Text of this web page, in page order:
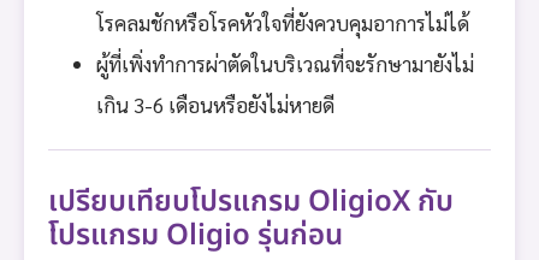
โรคลมชักหรือโรคหัวใจที่ยังควบคุมอาการไม่ได้
ผู้ที่เพิ่งทำการผ่าตัดในบริเวณที่จะรักษามายังไม่
เกิน 3-6 เดือนหรือยังไม่หายดี
เปรียบเทียบโปรแกรม OligioX กับ
โปรแกรม Oligio รุ่นก่อน